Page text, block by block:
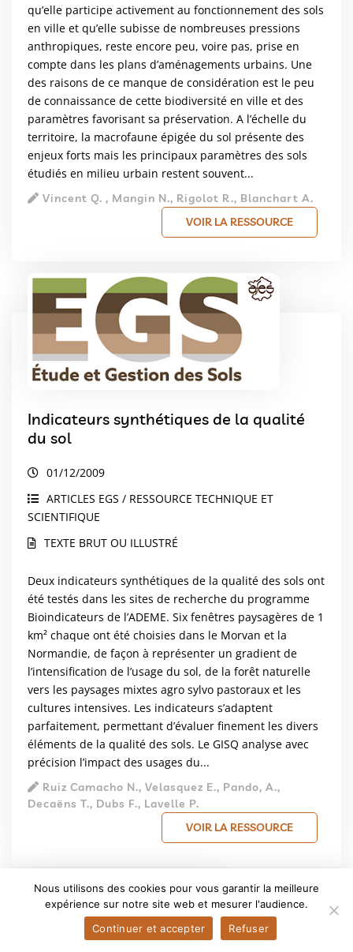
qu’elle participe activement au fonctionnement des sols
en ville et qu’elle subisse de nombreuses pressions
anthropiques, reste encore peu, voire pas, prise en
compte dans les plans d’aménagements urbains. Une
des raisons de ce manque de considération est le peu
de connaissance de cette biodiversité en ville et des
paramètres favorisant sa préservation. A l’échelle du
territoire, la macrofaune épigée du sol présente des
enjeux forts mais les principaux paramètres des sols
étudiés en milieu urbain restent souvent...
Vincent Q. , Mangin N., Rigolot R., Blanchart A.
VOIR LA RESSOURCE
Indicateurs synthétiques de la qualité
du sol
01/12/2009
ARTICLES EGS / RESSOURCE TECHNIQUE ET
SCIENTIFIQUE
TEXTE BRUT OU ILLUSTRÉ
Deux indicateurs synthétiques de la qualité des sols ont
été testés dans les sites de recherche du programme
Bioindicateurs de l’ADEME. Six fenêtres paysagères de 1
km² chaque ont été choisies dans le Morvan et la
Normandie, de façon à représenter un gradient de
l’intensification de l’usage du sol, de la forêt naturelle
vers les paysages mixtes agro sylvo pastoraux et les
cultures intensives. Les indicateurs s’adaptent
parfaitement, permettant d’évaluer finement les divers
éléments de la qualité des sols. Le GISQ analyse avec
précision l’impact des usages du...
Ruiz Camacho N., Velasquez E., Pando, A.,
Decaëns T., Dubs F., Lavelle P.
VOIR LA RESSOURCE
Nous utilisons des cookies pour vous garantir la meilleure
expérience sur notre site web et mesurer l'audience.
Continuer et accepter
Refuser